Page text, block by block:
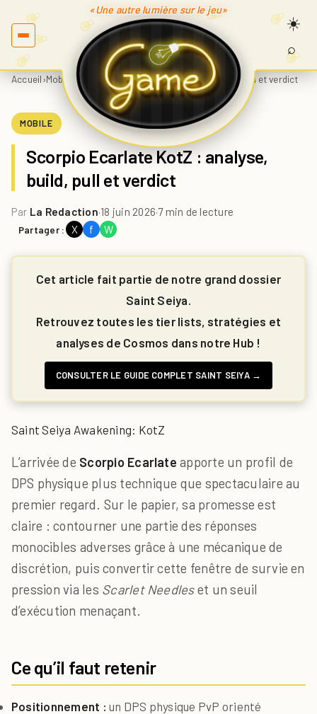
«Une autre lumière sur le jeu»
sur
⌕
Accueil›Mobile ›Scorpio Ecarlate KotZ : analyse, build, pull et verdict
MOBILE
Scorpio Ecarlate KotZ : analyse,
build, pull et verdict
Par La Redaction·18 juin 2026·7 min de lecture
Partager : X f W
Cet article fait partie de notre grand dossier
Saint Seiya.
Retrouvez toutes les tier lists, stratégies et
analyses de Cosmos dans notre Hub !
CONSULTER LE GUIDE COMPLET SAINT SEIYA →
Saint Seiya Awakening: KotZ
L’arrivée de Scorpio Ecarlate apporte un profil de
DPS physique plus technique que spectaculaire au
premier regard. Sur le papier, sa promesse est
claire : contourner une partie des réponses
monocibles adverses grâce à une mécanique de
discrétion, puis convertir cette fenêtre de survie en
pression via les Scarlet Needleset un seuil
d’exécution menaçant.
Ce qu’il faut retenir
Positionnement : un DPS physique PvP orienté